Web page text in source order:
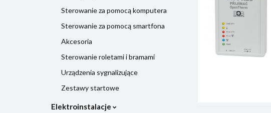
Sterowanie za pomocą komputera
Sterowanie za pomocą smartfona
Akcesoria
Sterowanie roletami i bramami
Urządzenia sygnalizujące
Zestawy startowe
Elektroinstalacje